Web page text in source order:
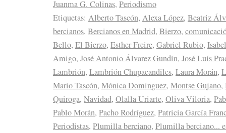
Juanma G. Colinas, Periodismo
Etiquetas: Alberto Tascón, Alexa López, Beatriz
bercianos, Bercianos en Madrid, Bierzo,
Bello, El Bierzo, Esther Freire, Gabriel Rubio,
Amigo, José Antonio Álvarez Gundín, José Luís
Lambrión, Lambrión Chupacandiles, Laura Morán,
Mario Tascón, Mónica Dominguez, Montse Gujano,
Quiroga, Navidad, Olalla Uriarte, Oliva Viloria,
Pablo Morán, Pacho Rodríguez, Patricia García
Periodistas, Plumilla berciano, Plumilla berciano...